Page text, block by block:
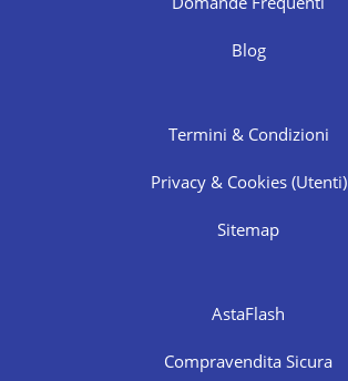
Blog
Termini & Condizioni
Privacy & Cookies (Utenti)
Sitemap
AstaFlash
Compravendita Sicura